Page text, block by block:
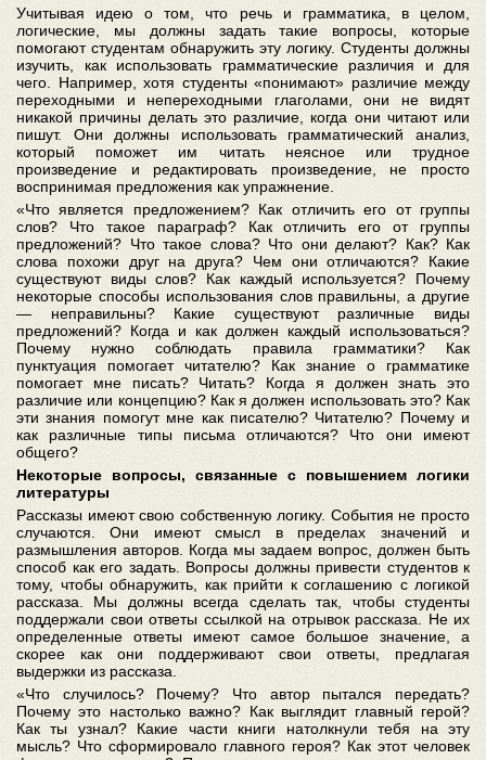
Учитывая идею о том, что речь и грамматика, в целом,
логические, мы должны задать такие вопросы, которые
помогают студентам обнаружить эту логику. Студенты должны
изучить, как использовать грамматические различия и для
чего. Например, хотя студенты «понимают» различие между
переходными и непереходными глаголами, они не видят
никакой причины делать это различие, когда они читают или
пишут. Они должны использовать грамматический анализ,
который поможет им читать неясное или трудное
произведение и редактировать произведение, не просто
воспринимая предложения как упражнение.
«Что является предложением? Как отличить его от группы
слов? Что такое параграф? Как отличить его от группы
предложений? Что такое слова? Что они делают? Как? Как
слова похожи друг на друга? Чем они отличаются? Какие
существуют виды слов? Как каждый используется? Почему
некоторые способы использования слов правильны, а другие
— неправильны? Какие существуют различные виды
предложений? Когда и как должен каждый использоваться?
Почему нужно соблюдать правила грамматики? Как
пунктуация помогает читателю? Как знание о грамматике
помогает мне писать? Читать? Когда я должен знать это
различие или концепцию? Как я должен использовать это? Как
эти знания помогут мне как писателю? Читателю? Почему и
как различные типы письма отличаются? Что они имеют
общего?
Некоторые вопросы, связанные с повышением логики
литературы
Рассказы имеют свою собственную логику. События не просто
случаются. Они имеют смысл в пределах значений и
размышления авторов. Когда мы задаем вопрос, должен быть
способ как его задать. Вопросы должны привести студентов к
тому, чтобы обнаружить, как прийти к соглашению с логикой
рассказа. Мы должны всегда сделать так, чтобы студенты
поддержали свои ответы ссылкой на отрывок рассказа. Не их
определенные ответы имеют самое большое значение, а
скорее как они поддерживают свои ответы, предлагая
выдержки из рассказа.
«Что случилось? Почему? Что автор пытался передать?
Почему это настолько важно? Как выглядит главный герой?
Как ты узнал? Какие части книги натолкнули тебя на эту
мысль? Что сформировало главного героя? Как этот человек